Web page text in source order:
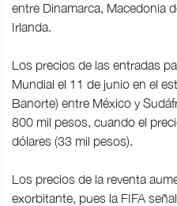
entre Dinamarca, Macedonia
Irlanda.
Los precios de las entradas
Mundial el 11 de junio en el
Banorte) entre México y
800 mil pesos, cuando el
dólares (33 mil pesos).
Los precios de la reventa
exorbitante, pues la FIFA